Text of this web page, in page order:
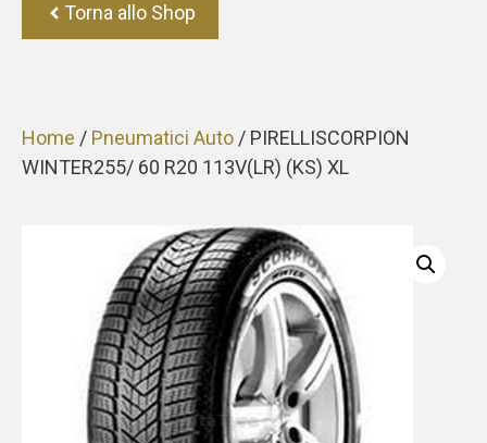
Torna allo Shop
Home / Pneumatici Auto / PIRELLISCORPION
WINTER255/ 60 R20 113V(LR) (KS) XL